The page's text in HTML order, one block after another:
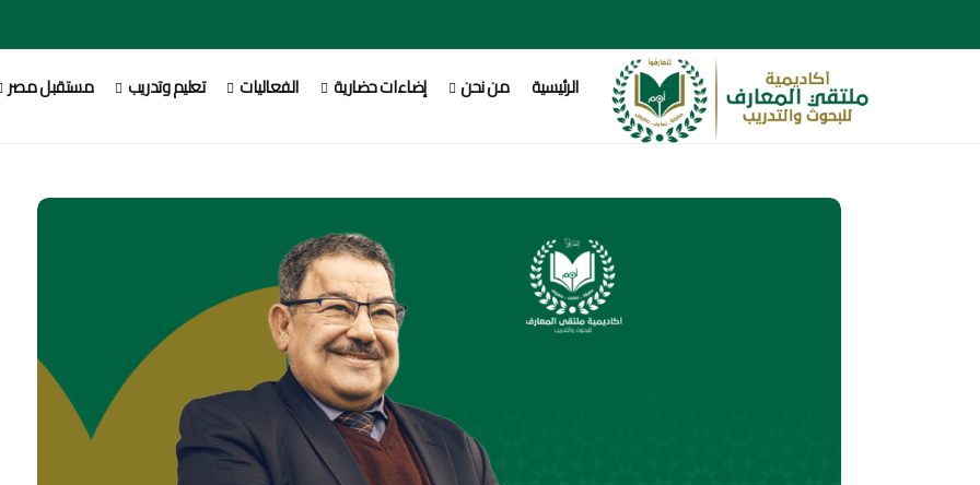
الرئيسية من نحن إضاءات حضارية الفعاليات تعليم وتدريب مستقبل مصر